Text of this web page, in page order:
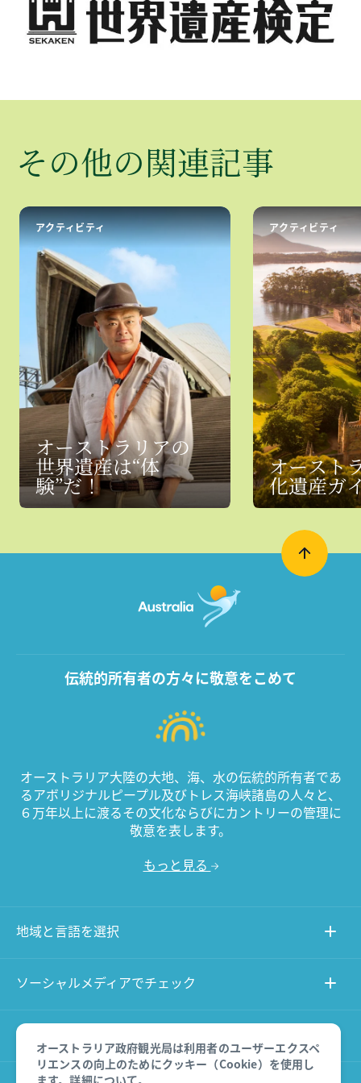
​その​他の​関連記事
アクティビティ
オーストラリアの
世界遺産は“体
験”だ！
アクティビティ
オースト
化遺産ガ
オーストラリア政府観光局は利用者のユーザーエクスペ
リエンスの向上のためにクッキー（Cookie）を使用し
ます。詳細について。
伝統的所有者の方々に敬意をこめて
オーストラリア大陸の大地、海、水の伝統的所有者であ
るアボリジナルピープル及びトレス海峡諸島の人々と、
６万年以上に渡るその文化ならびにカントリーの管理に
敬意を表します。
もっと見る
地域と言語を選択
ソーシャルメディアでチェック
このサイトについて